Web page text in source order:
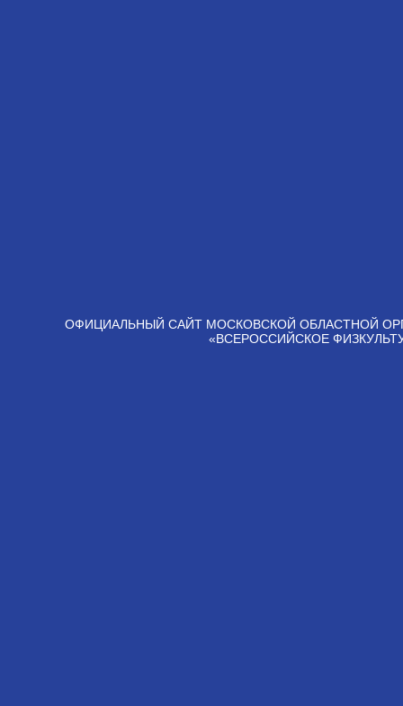
ОФИЦИАЛЬНЫЙ САЙТ МОСКОВСКОЙ ОБЛАСТНОЙ
«ВСЕРОССИЙСКОЕ